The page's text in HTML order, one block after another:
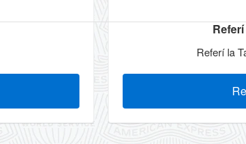
Referí la